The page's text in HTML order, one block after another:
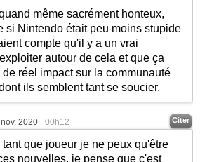
même sacrément honteux,
si Nintendo était peu moins stupide
compte qu'il y a un vrai
autour de cela et que ça
de réel impact sur la communauté
ils semblent tant se soucier.
2020 00h12 Citer
tant que joueur je ne peux qu'être
nouvelles, je pense que c'est